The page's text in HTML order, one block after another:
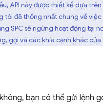
API này được thiết kế dựa
tôi đã thống nhất chung về
SPC sẽ ngừng hoạt động tại
gọi và các khía cạnh khác của
bạn có thể gửi lệnh